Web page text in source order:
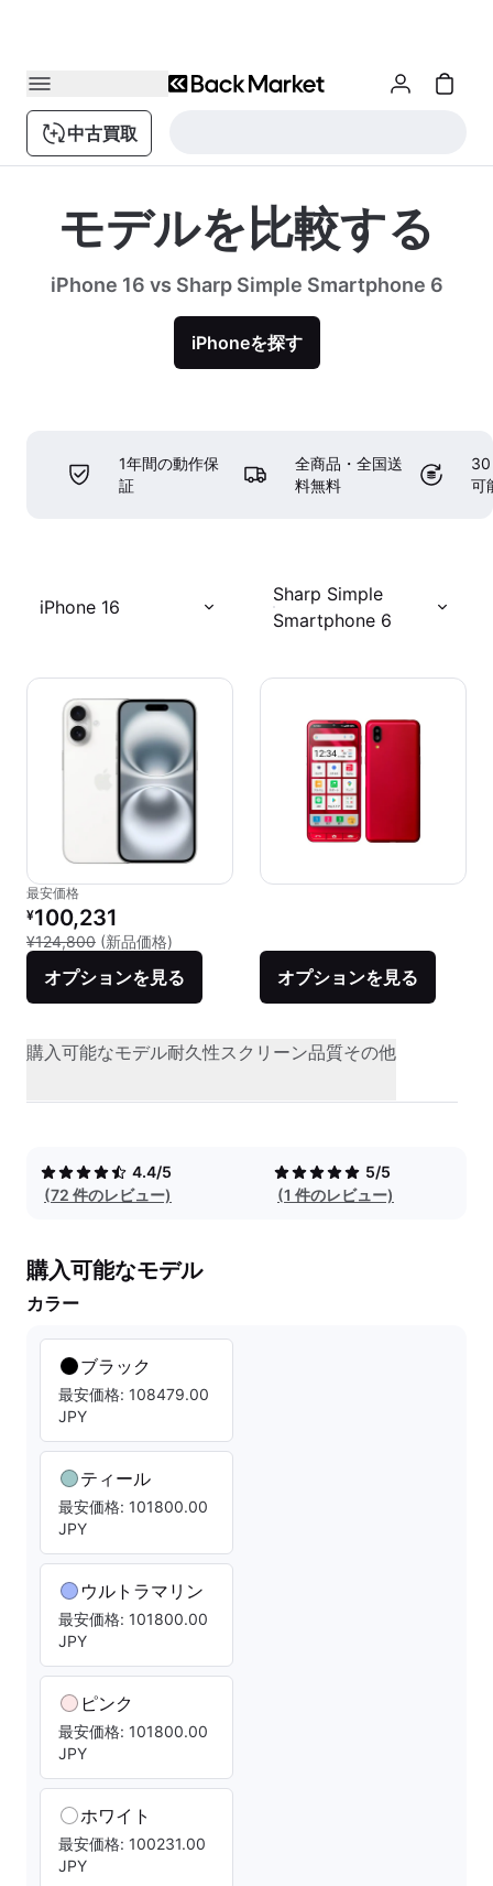
中古買取
モデルを比較する
iPhone 16 vs Sharp Simple Smartphone 6
iPhoneを探す
1年間の動作保
証
全商品・全国送
料無料
30
可
iPhone 16
Sharp Simple
Smartphone 6
最安価格
リファービッシュ品の価格：
¥100,231
¥124,800 (新品価格)
オプションを見る オプションを見る
購入可能なモデル耐久性スクリーン品質その他
4.4/5
(72 件のレビュー)
5/5
(1 件のレビュー)
購入可能なモデル
カラー
ブラック
最安価格: 108479.00
JPY
ティール
最安価格: 101800.00
JPY
ウルトラマリン
最安価格: 101800.00
JPY
ピンク
最安価格: 101800.00
JPY
ホワイト
最安価格: 100231.00
JPY